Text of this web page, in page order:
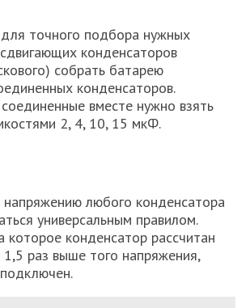
точного подбора нужных
конденсаторов
собрать батарею
конденсаторов.
вместе нужно взять
2, 4, 10, 15 мкФ.
любого конденсатора
универсальным правилом.
которое конденсатор рассчитан
раз выше того напряжения,